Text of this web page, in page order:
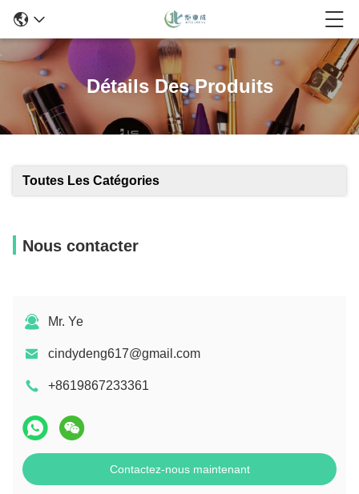
Détails Des Produits
Toutes Les Catégories
Nous contacter
Mr. Ye
cindydeng617@gmail.com
+8619867233361
Contactez-nous maintenant